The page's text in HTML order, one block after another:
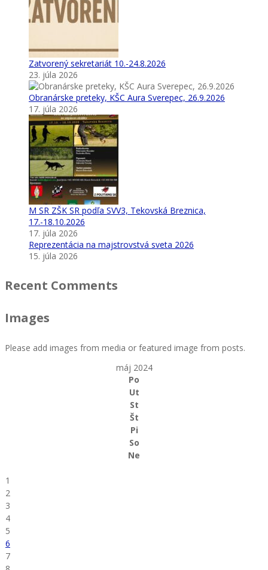
Zatvorený sekretariát 10.-24.8.2026
23. júla 2026
Obranárske preteky, KŠC Aura Sverepec, 26.9.2026
17. júla 2026
M SR ZŠK SR podľa SVV3, Tekovská Breznica,
17.-18.10.2026
17. júla 2026
Reprezentácia na majstrovstvá sveta 2026
15. júla 2026
Recent Comments
Images
Please add images from media or featured image from posts.
máj 2024
Po
Ut
St
Št
Pi
So
Ne
1
2
3
4
5
6
7